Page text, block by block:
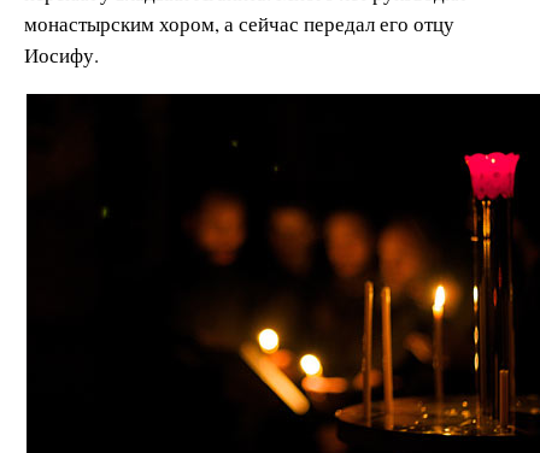
монастырским хором, а сейчас передал его отцу
Иосифу.